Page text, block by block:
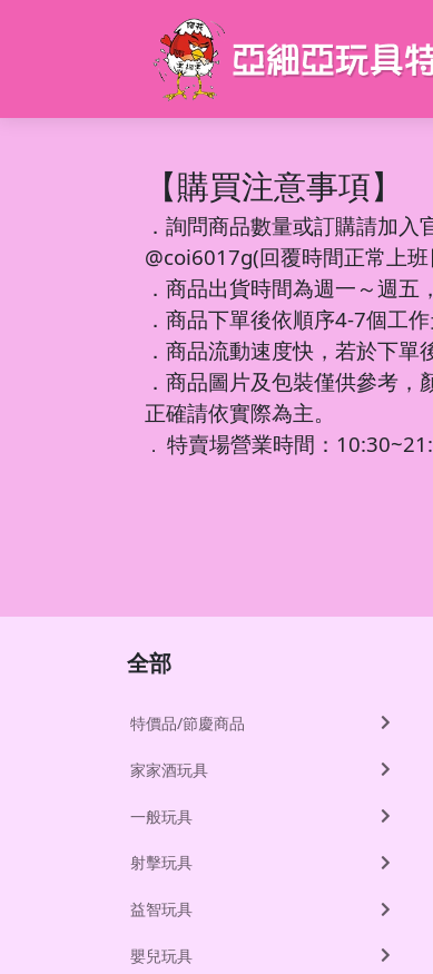
【購買注意事項】
． 詢問商品數量或訂購請加入
@coi6017g(回覆時間正常上
．商品出貨時間為週一～週五
．商品下單後依順序4-7個工
．商品流動速度快，若於下單
．商品圖片及包裝僅供參考，
正確請依實際為主。
． 特賣場營業時間：
全部
特價品/節慶商品
家家酒玩具
一般玩具
射擊玩具
益智玩具
嬰兒玩具